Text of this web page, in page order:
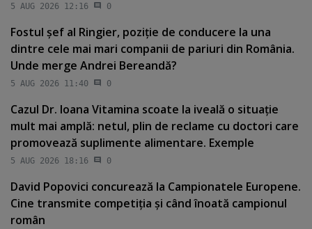
5 AUG 2026 12:16 0
Fostul şef al Ringier, poziţie de conducere la una
dintre cele mai mari companii de pariuri din România.
Unde merge Andrei Bereandă?
5 AUG 2026 11:40 0
Cazul Dr. Ioana Vitamina scoate la iveală o situaţie
mult mai amplă: netul, plin de reclame cu doctori care
promovează suplimente alimentare. Exemple
5 AUG 2026 18:16 0
David Popovici concurează la Campionatele Europene.
Cine transmite competiţia şi când înoată campionul
român